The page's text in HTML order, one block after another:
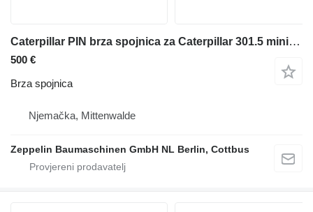
Caterpillar PIN brza spojnica za Caterpillar 301.5 mini bagera
500 €
Brza spojnica
Njemačka, Mittenwalde
Zeppelin Baumaschinen GmbH NL Berlin, Cottbus